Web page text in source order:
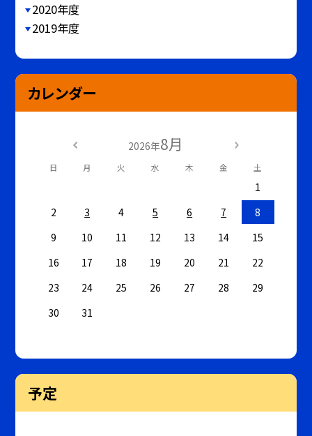
2020年度
2019年度
カレンダー
2026年8月
日 月 火 水 木 金 土
1
2
3 4 5 6 7
8
9
10 11 12 13 14
15
16
17 18 19 20 21
22
23
24 25 26 27 28
29
30
31
予定